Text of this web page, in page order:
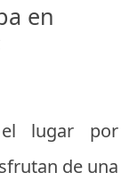
en
lugar por
de una